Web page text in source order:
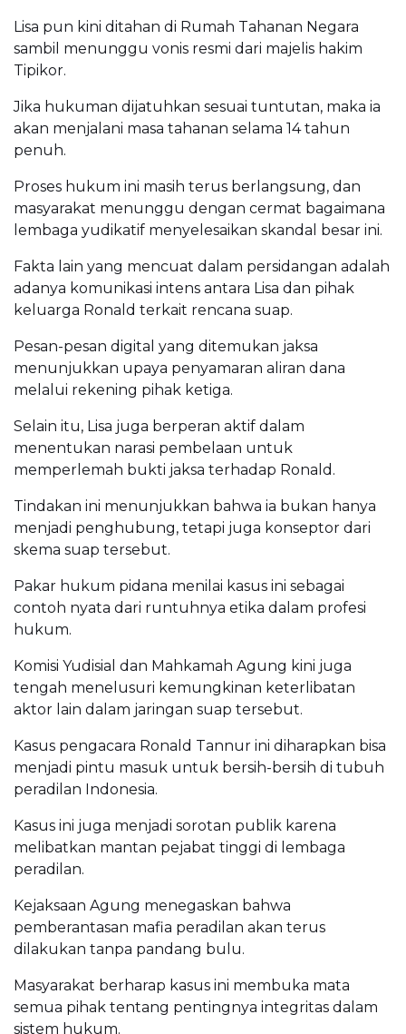
Lisa pun kini ditahan di Rumah Tahanan Negara
sambil menunggu vonis resmi dari majelis hakim
Tipikor.
Jika hukuman dijatuhkan sesuai tuntutan, maka ia
akan menjalani masa tahanan selama 14 tahun
penuh.
Proses hukum ini masih terus berlangsung, dan
masyarakat menunggu dengan cermat bagaimana
lembaga yudikatif menyelesaikan skandal besar ini.
Fakta lain yang mencuat dalam persidangan adalah
adanya komunikasi intens antara Lisa dan pihak
keluarga Ronald terkait rencana suap.
Pesan-pesan digital yang ditemukan jaksa
menunjukkan upaya penyamaran aliran dana
melalui rekening pihak ketiga.
Selain itu, Lisa juga berperan aktif dalam
menentukan narasi pembelaan untuk
memperlemah bukti jaksa terhadap Ronald.
Tindakan ini menunjukkan bahwa ia bukan hanya
menjadi penghubung, tetapi juga konseptor dari
skema suap tersebut.
Pakar hukum pidana menilai kasus ini sebagai
contoh nyata dari runtuhnya etika dalam profesi
hukum.
Komisi Yudisial dan Mahkamah Agung kini juga
tengah menelusuri kemungkinan keterlibatan
aktor lain dalam jaringan suap tersebut.
Kasus pengacara Ronald Tannur ini diharapkan bisa
menjadi pintu masuk untuk bersih-bersih di tubuh
peradilan Indonesia.
Kasus ini juga menjadi sorotan publik karena
melibatkan mantan pejabat tinggi di lembaga
peradilan.
Kejaksaan Agung menegaskan bahwa
pemberantasan mafia peradilan akan terus
dilakukan tanpa pandang bulu.
Masyarakat berharap kasus ini membuka mata
semua pihak tentang pentingnya integritas dalam
sistem hukum.